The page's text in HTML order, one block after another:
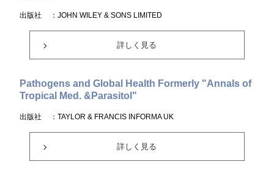
出版社 ：JOHN WILEY & SONS LIMITED
詳しく見る
Pathogens and Global Health Formerly "Annals of
Tropical Med. &Parasitol"
出版社 ：TAYLOR & FRANCIS INFORMA UK
詳しく見る